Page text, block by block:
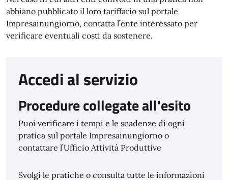
abbiano pubblicato il loro tariffario sul portale
Impresainungiorno, contatta l’ente interessato per
verificare eventuali costi da sostenere.
Accedi al servizio
Procedure collegate all'esito
Puoi verificare i tempi e le scadenze di ogni
pratica sul portale Impresainungiorno o
contattare l’Ufficio Attività Produttive
Svolgi le pratiche o consulta tutte le informazioni